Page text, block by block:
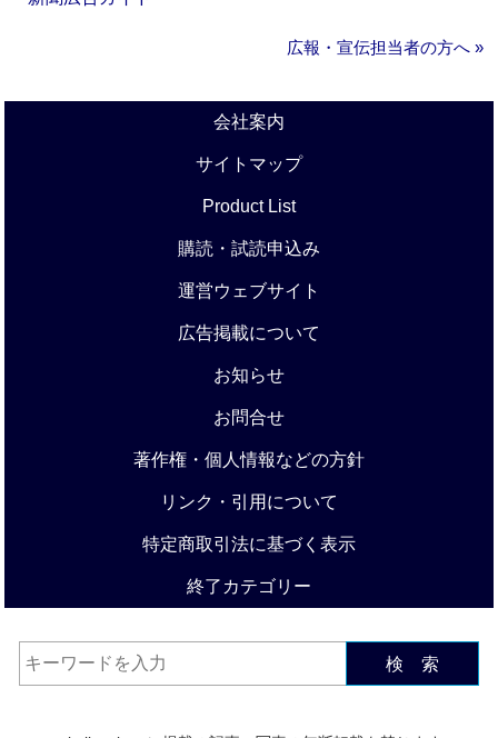
広報・宣伝担当者の方へ »
会社案内
サイトマップ
Product List
購読・試読申込み
運営ウェブサイト
広告掲載について
お知らせ
お問合せ
著作権・個人情報などの方針
リンク・引用について
特定商取引法に基づく表示
終了カテゴリー
検 索